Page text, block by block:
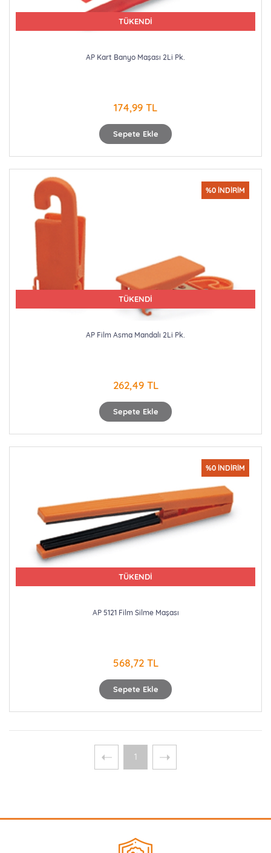
Sepete Ekle
TÜKENDİ
AP Kart Banyo Maşası 2Li Pk.
174,99 TL
Sepete Ekle
TÜKENDİ
%0 İNDİRİM
AP Film Asma Mandalı 2Li Pk.
262,49 TL
Sepete Ekle
TÜKENDİ
%0 İNDİRİM
AP 5121 Film Silme Maşası
568,72 TL
1